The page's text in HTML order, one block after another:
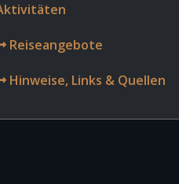
Reiseangebote
Hinweise, Links & Quellen